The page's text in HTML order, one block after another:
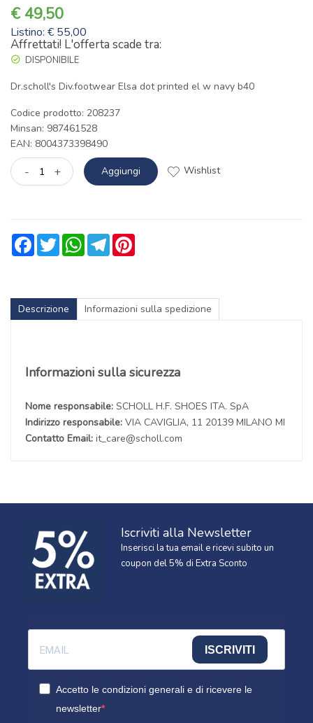
49,50
Listino: € 55,00
Affrettati! L'offerta scade tra:
DISPONIBILE
Dr.scholl's Div.footwear Elsa dot printed el w navy b40
Codice prodotto: 208237
Minsan: 987461528
EAN: 8004373398490
- + Aggiungi Wishlist
FacebookTwitter WhatsApp
Telegram
Descrizione Informazioni sulla spedizione
Informazioni sulla sicurezza
Nome responsabile: SCHOLL H.F. SHOES ITA. SpA
Indirizzo responsabile: VIA CAVIGLIA, 11 20139 MILANO MI
Contatto Email: it_care@scholl.com
Iscriviti alla Newsletter
Inserisci la tua email e ricevi subito un
coupon del 5% di Extra Sconto
ISCRIVITI
Accetto le condizioni generali e di ricevere le
newsletter